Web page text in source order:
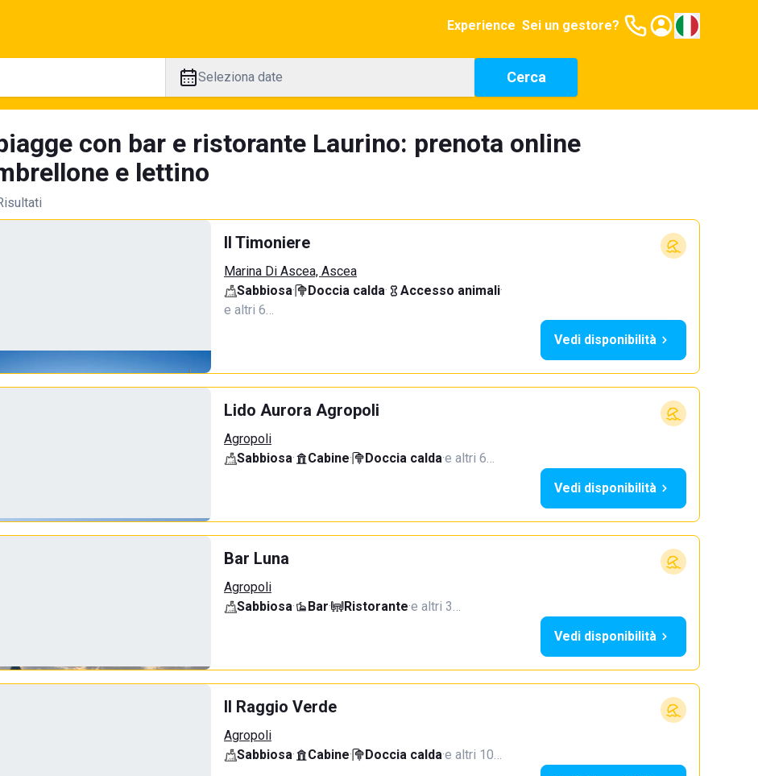
Experience Sei un gestore?
Seleziona date Cerca
con bar e ristorante Laurino: prenota online
e lettino
Il Timoniere
Marina Di Ascea, Ascea
Sabbiosa· Doccia calda· Accesso animali·
e altri 6…
Vedi disponibilità
Lido Aurora Agropoli
Agropoli
Sabbiosa· Cabine· Doccia calda·e altri 6…
Vedi disponibilità
Bar Luna
Agropoli
Sabbiosa· Bar· Ristorante·e altri 3…
Vedi disponibilità
Il Raggio Verde
Agropoli
Sabbiosa· Cabine· Doccia calda·e altri 10…